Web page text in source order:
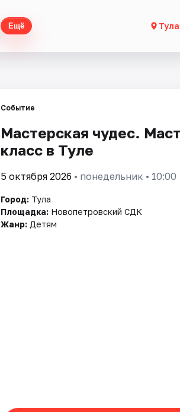
Ещё Тула
Событие
Мастерская чудес.
класс в Туле
5 октября 2026 • понедельник • 10:00
Город: Тула
Площадка: Новопетровский СДК
Жанр: Детям